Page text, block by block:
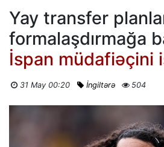
Yay transfer
formalaşdırmağa
İspan müdafiəçini
31 May 00:20 İngiltərə 504